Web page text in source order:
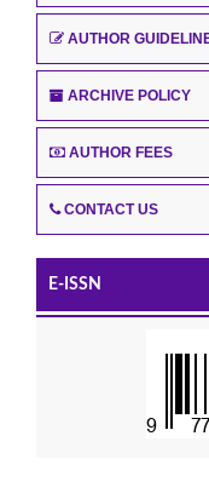
AUTHOR
ARCHIVE POLICY
AUTHOR FEES
CONTACT US
E-ISSN